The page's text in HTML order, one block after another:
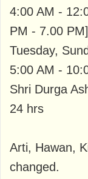
4:00 AM -
PM - 7.00 PM]
Tuesday,
5:00 AM -
Shri Durga
24 hrs
Arti, Hawan,
changed.